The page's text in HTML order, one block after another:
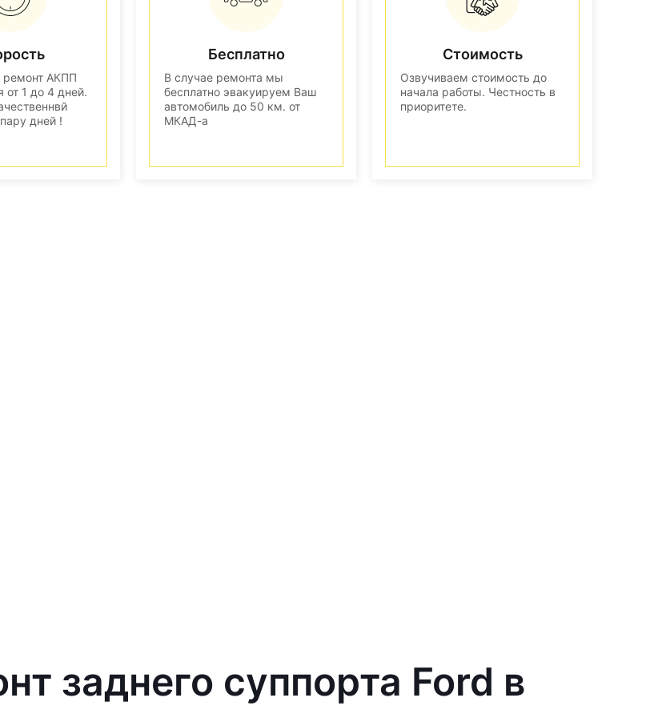
ремонт АКПП
от 1 до 4 дней.
дней !
Бесплатно
В случае ремонта мы
бесплатно эвакуируем Ваш
автомобиль до 50 км. от
МКАД-а
Стоимость
Озвучиваем стоимость до
начала работы. Честность в
приоритете.
заднего суппорта Ford в